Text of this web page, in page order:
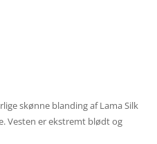
skønne blanding af Lama Silk
Vesten er ekstremt blødt og